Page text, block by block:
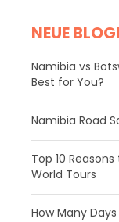
NEUE
Namibia vs
Best for You?
Namibia Road
​Top 10
World Tours
How Many